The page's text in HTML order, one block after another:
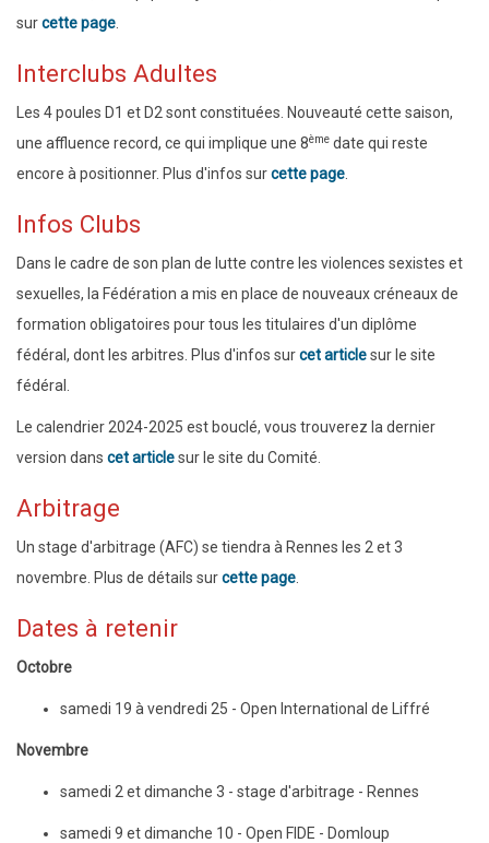
surcette page
Interclubs Adultes
Les 4 poules D1 et D2 sont constituées. Nouveauté cette saison,
une affluence record, ce qui implique une 8ème date qui reste
encore à positionner. Plus d'infos surcette page
Infos Clubs
Dans le cadre de son plan de lutte contre les violences sexistes et
sexuelles, la Fédération a mis en place de nouveaux créneaux de
formation obligatoires pour tous les titulaires d'un diplôme
fédéral, dont les arbitres. Plus d'infos surcet articlesur le site
fédéral.
Le calendrier 2024-2025 est bouclé, vous trouverez la dernier
version dans cet articlesur le site du Comité.
Arbitrage
Un stage d'arbitrage (AFC) se tiendra à Rennes les 2 et 3
novembre. Plus de détails surcette page
Dates à retenir
Octobre
samedi 19 à vendredi 25 - Open International de Liffré
Novembre
samedi 2 et dimanche 3 - stage d'arbitrage - Rennes
samedi 9 et dimanche 10 - Open FIDE - Domloup